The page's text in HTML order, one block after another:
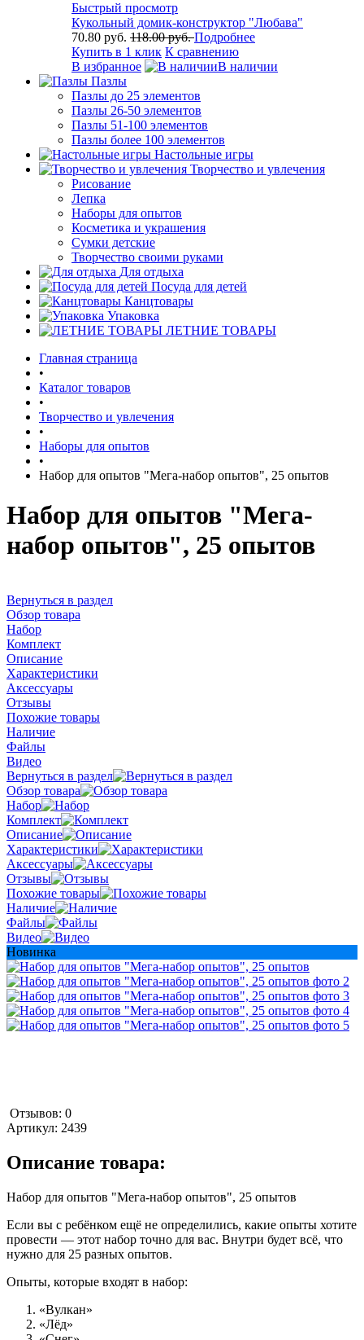
Быстрый просмотр
Кукольный домик-конструктор "Любава"
70.80 руб. 118.00 руб.Подробнее
Купить в 1 клик К сравнению
В избранное
В наличии
Пазлы
Пазлы до 25 элементов
Пазлы 26-50 элементов
Пазлы 51-100 элементов
Пазлы более 100 элементов
Настольные игры
Творчество и увлечения
Рисование
Лепка
Наборы для опытов
Косметика и украшения
Сумки детские
Творчество своими руками
Для отдыха
Посуда для детей
Канцтовары
Упаковка
ЛЕТНИЕ ТОВАРЫ
Главная страница
•
Каталог товаров
•
Творчество и увлечения
•
Наборы для опытов
•
Набор для опытов "Мега-набор опытов", 25 опытов
Набор для опытов "Мега-
набор опытов", 25 опытов
Вернуться в раздел
Обзор товара
Набор
Комплект
Описание
Характеристики
Аксессуары
Отзывы
Похожие товары
Наличие
Файлы
Видео
Вернуться в раздел
Обзор товара
Набор
Комплект
Описание
Характеристики
Аксессуары
Отзывы
Похожие товары
Наличие
Файлы
Видео
Новинка
Отзывов: 0
Артикул: 2439
Описание товара:
Набор для опытов "Мега-набор опытов", 25 опытов
Если вы с ребёнком ещё не определились, какие опыты хотите
провести — этот набор точно для вас. Внутри будет всё, что
нужно для 25 разных опытов.
Опыты, которые входят в набор:
«Вулкан»
«Лёд»